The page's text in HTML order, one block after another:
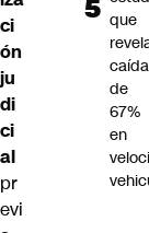
ci
ón
ju
di
ci
al
pr
evi
que
caída
de
67%
en